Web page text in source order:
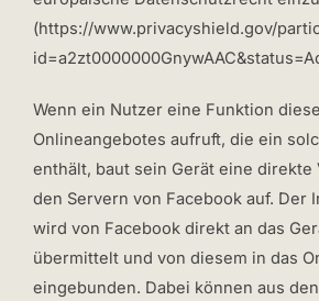
(https://www.privacyshield.gov/
Wenn ein Nutzer eine Funktion
Onlineangebotes aufruft, die ein
enthält, baut sein Gerät eine direkte
den Servern von Facebook auf. Der
wird von Facebook direkt an das
übermittelt und von diesem in das
eingebunden. Dabei können aus